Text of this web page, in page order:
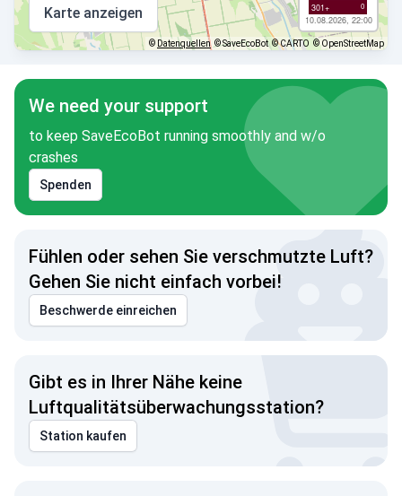
301+ 0
10.08.2026, 22:00
Karte anzeigen
© Datenquellen © SaveEcoBot © CARTO © OpenStreetMap
We need your support
to keep SaveEcoBot running smoothly and w/o
crashes
Spenden
Fühlen oder sehen Sie verschmutzte Luft?
Gehen Sie nicht einfach vorbei!
Beschwerde einreichen
Gibt es in Ihrer Nähe keine
Luftqualitätsüberwachungsstation?
Station kaufen